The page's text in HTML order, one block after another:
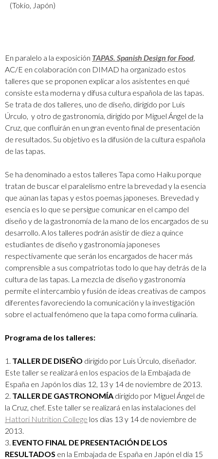
(Tokio, Japón)
En paralelo a la exposición TAPAS. Spanish Design for Food
AC/E en colaboración con DIMAD ha organizado estos
talleres que se proponen explicar a los asistentes en qué
consiste esta moderna y difusa cultura española de las tapas.
Se trata de dos talleres, uno de diseño, dirigido por Luis
Úrculo, y otro de gastronomía, dirigido por Miguel Ángel de la
Cruz, que confluirán en un gran evento final de presentación
de resultados. Su objetivo es la difusión de la cultura española
de las tapas.
Se ha denominado a estos talleres Tapa como Haiku porque
tratan de buscar el paralelismo entre la brevedad y la esencia
que aúnan las tapas y estos poemas japoneses. Brevedad y
esencia es lo que se persigue comunicar en el campo del
diseño y de la gastronomía de la mano de los encargados de su
desarrollo. A los talleres podrán asistir de diez a quince
estudiantes de diseño y gastronomía japoneses
respectivamente que serán los encargados de hacer más
comprensible a sus compatriotas todo lo que hay detrás de la
cultura de las tapas. La mezcla de diseño y gastronomía
permite el intercambio y fusión de ideas creativas de campos
diferentes favoreciendo la comunicación y la investigación
sobre el actual fenómeno que la tapa como forma culinaria.
Programa de los talleres:
1. TALLER DE DISEÑO dirigido por Luis Úrculo, diseñador.
Este taller se realizará en los espacios de la Embajada de
España en Japón los días 12, 13 y 14 de noviembre de 2013.
2. TALLER DE GASTRONOMÍA dirigido por Miguel Ángel de
la Cruz, chef. Este taller se realizará en las instalaciones del
Hattori Nutrition College los días 13 y 14 de noviembre de
2013.
3. EVENTO FINAL DE PRESENTACIÓN DE LOS
RESULTADOS en la Embajada de España en Japón el día 15